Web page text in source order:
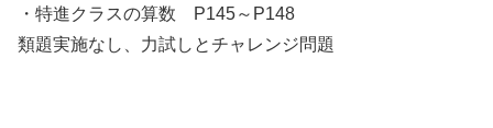
・特進クラスの算数 P145～P148
類題実施なし、力試しとチャレンジ問題